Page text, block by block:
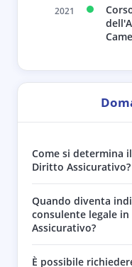
2021
Come si determina
Diritto Assicurativo?
Quando diventa
consulente legale
Assicurativo?
È possibile